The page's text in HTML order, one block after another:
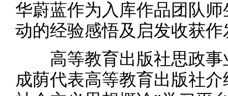
华蔚蓝作为入库作品团队
动的经验感悟及启发收获
高等教育出版社思政事
成荫代表高等教育出版社